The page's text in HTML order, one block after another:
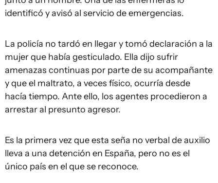
identificó y avisó al servicio de emergencias.
La policía no tardó en llegar y tomó declaración a la
mujer que había gesticulado. Ella dijo sufrir
amenazas continuas por parte de su acompañante
y que el maltrato, a veces físico, ocurría desde
hacía tiempo. Ante ello, los agentes procedieron a
arrestar al presunto agresor.
Es la primera vez que esta seña no verbal de auxilio
lleva a una detención en España, pero no es el
único país en el que se reconoce.